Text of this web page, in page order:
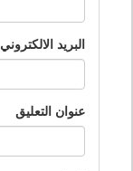
البريد الالكتروني
عنوان التعليق